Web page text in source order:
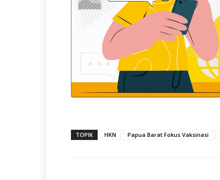
TOPIK HKN Papua Barat Fokus Vaksinasi